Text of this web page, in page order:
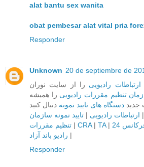
alat bantu sex wanita
obat pembesar alat vital pria
Responder
Unknown 20 de septiembre de
رادیویی را از سایت نوران
تنظیم مقررات رادیویی را همیشه
جدید دستگاه های تایید نمونه
| ارتباطات رادیویی | تایید نمونه سازمان
تنظیم مقررات | CRA| TA|
24
| رادیو باند آزاد
Responder